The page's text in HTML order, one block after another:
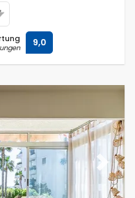
9,0
Next